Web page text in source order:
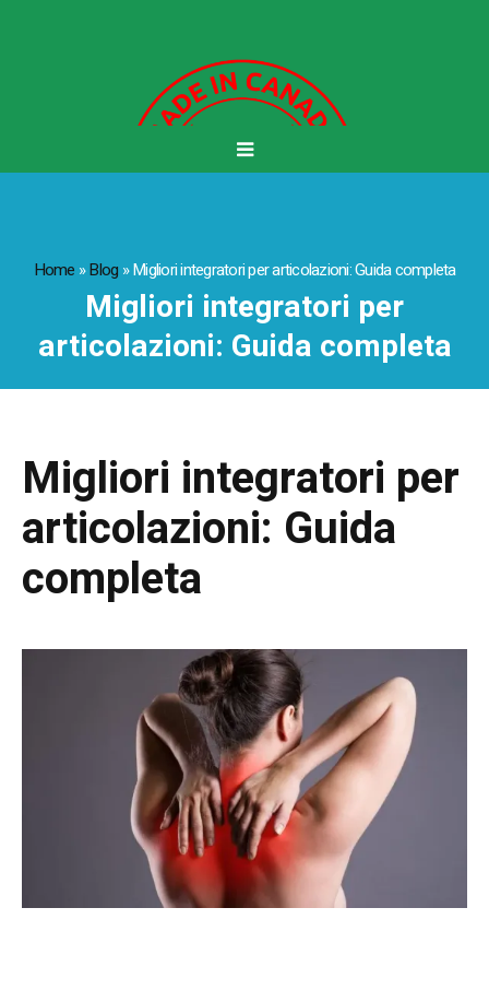
Home »Blog »Migliori integratori per articolazioni: Guida completa
Migliori integratori per
articolazioni: Guida completa
Migliori integratori per
articolazioni: Guida
completa